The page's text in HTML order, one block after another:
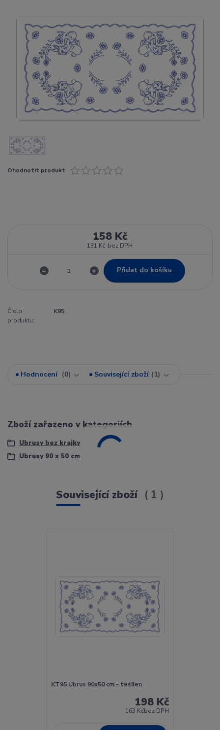
Ohodnotit produkt
158 Kč
131 Kč bez DPH
Přidat do košíku
Číslo
produktu:
K95
Hodnocení 0 Související zboží 1
Zboží zařazeno v kategoriích
Ubrusy bez krajky
Ubrusy 90 x 50 cm
Související zboží 1
KT95 Ubrus 90x50 cm - tesilen
198 Kč
163 Kčbez DPH